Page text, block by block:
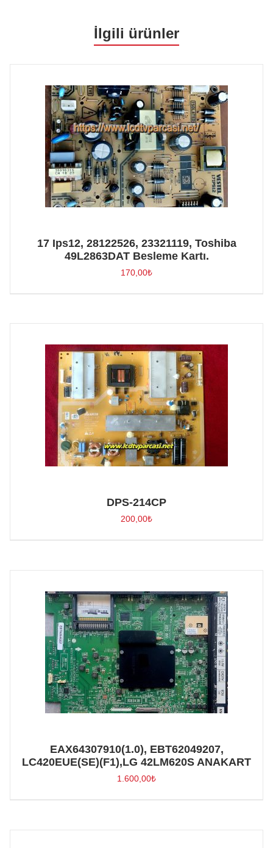
İlgili ürünler
17 Ips12, 28122526, 23321119, Toshiba
49L2863DAT Besleme Kartı.
170,00₺
DPS-214CP
200,00₺
EAX64307910(1.0), EBT62049207,
LC420EUE(SE)(F1),LG 42LM620S ANAKART
1.600,00₺